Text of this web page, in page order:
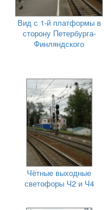
Вид с 1-й платформы в
сторону Петербурга-
Финляндского
Чётные выходные
светофоры Ч2 и Ч4